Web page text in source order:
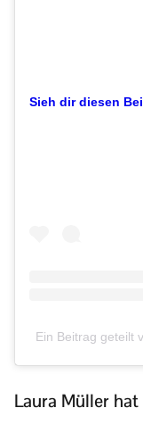
Sieh dir diesen
Ein Beitrag geteilt
Laura Müller